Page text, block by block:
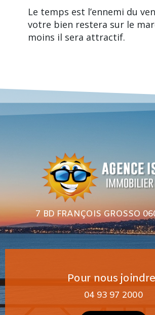
Le temps est l’ennemi du
votre bien restera sur le
moins il sera attractif.
7 BD FRANÇOIS GROSSO
Pour nous
04 93 97 2000